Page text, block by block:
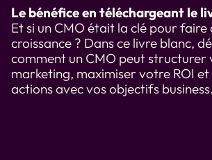
Le bénéfice en téléchargeant le
Et si un CMO était la clé pour
croissance ? Dans ce livre blanc,
comment un CMO peut structurer
marketing, maximiser votre ROI
actions avec vos objectifs business.